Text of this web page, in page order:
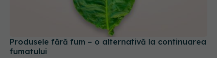
Produsele fără fum – o alternativă la continuarea
fumatului